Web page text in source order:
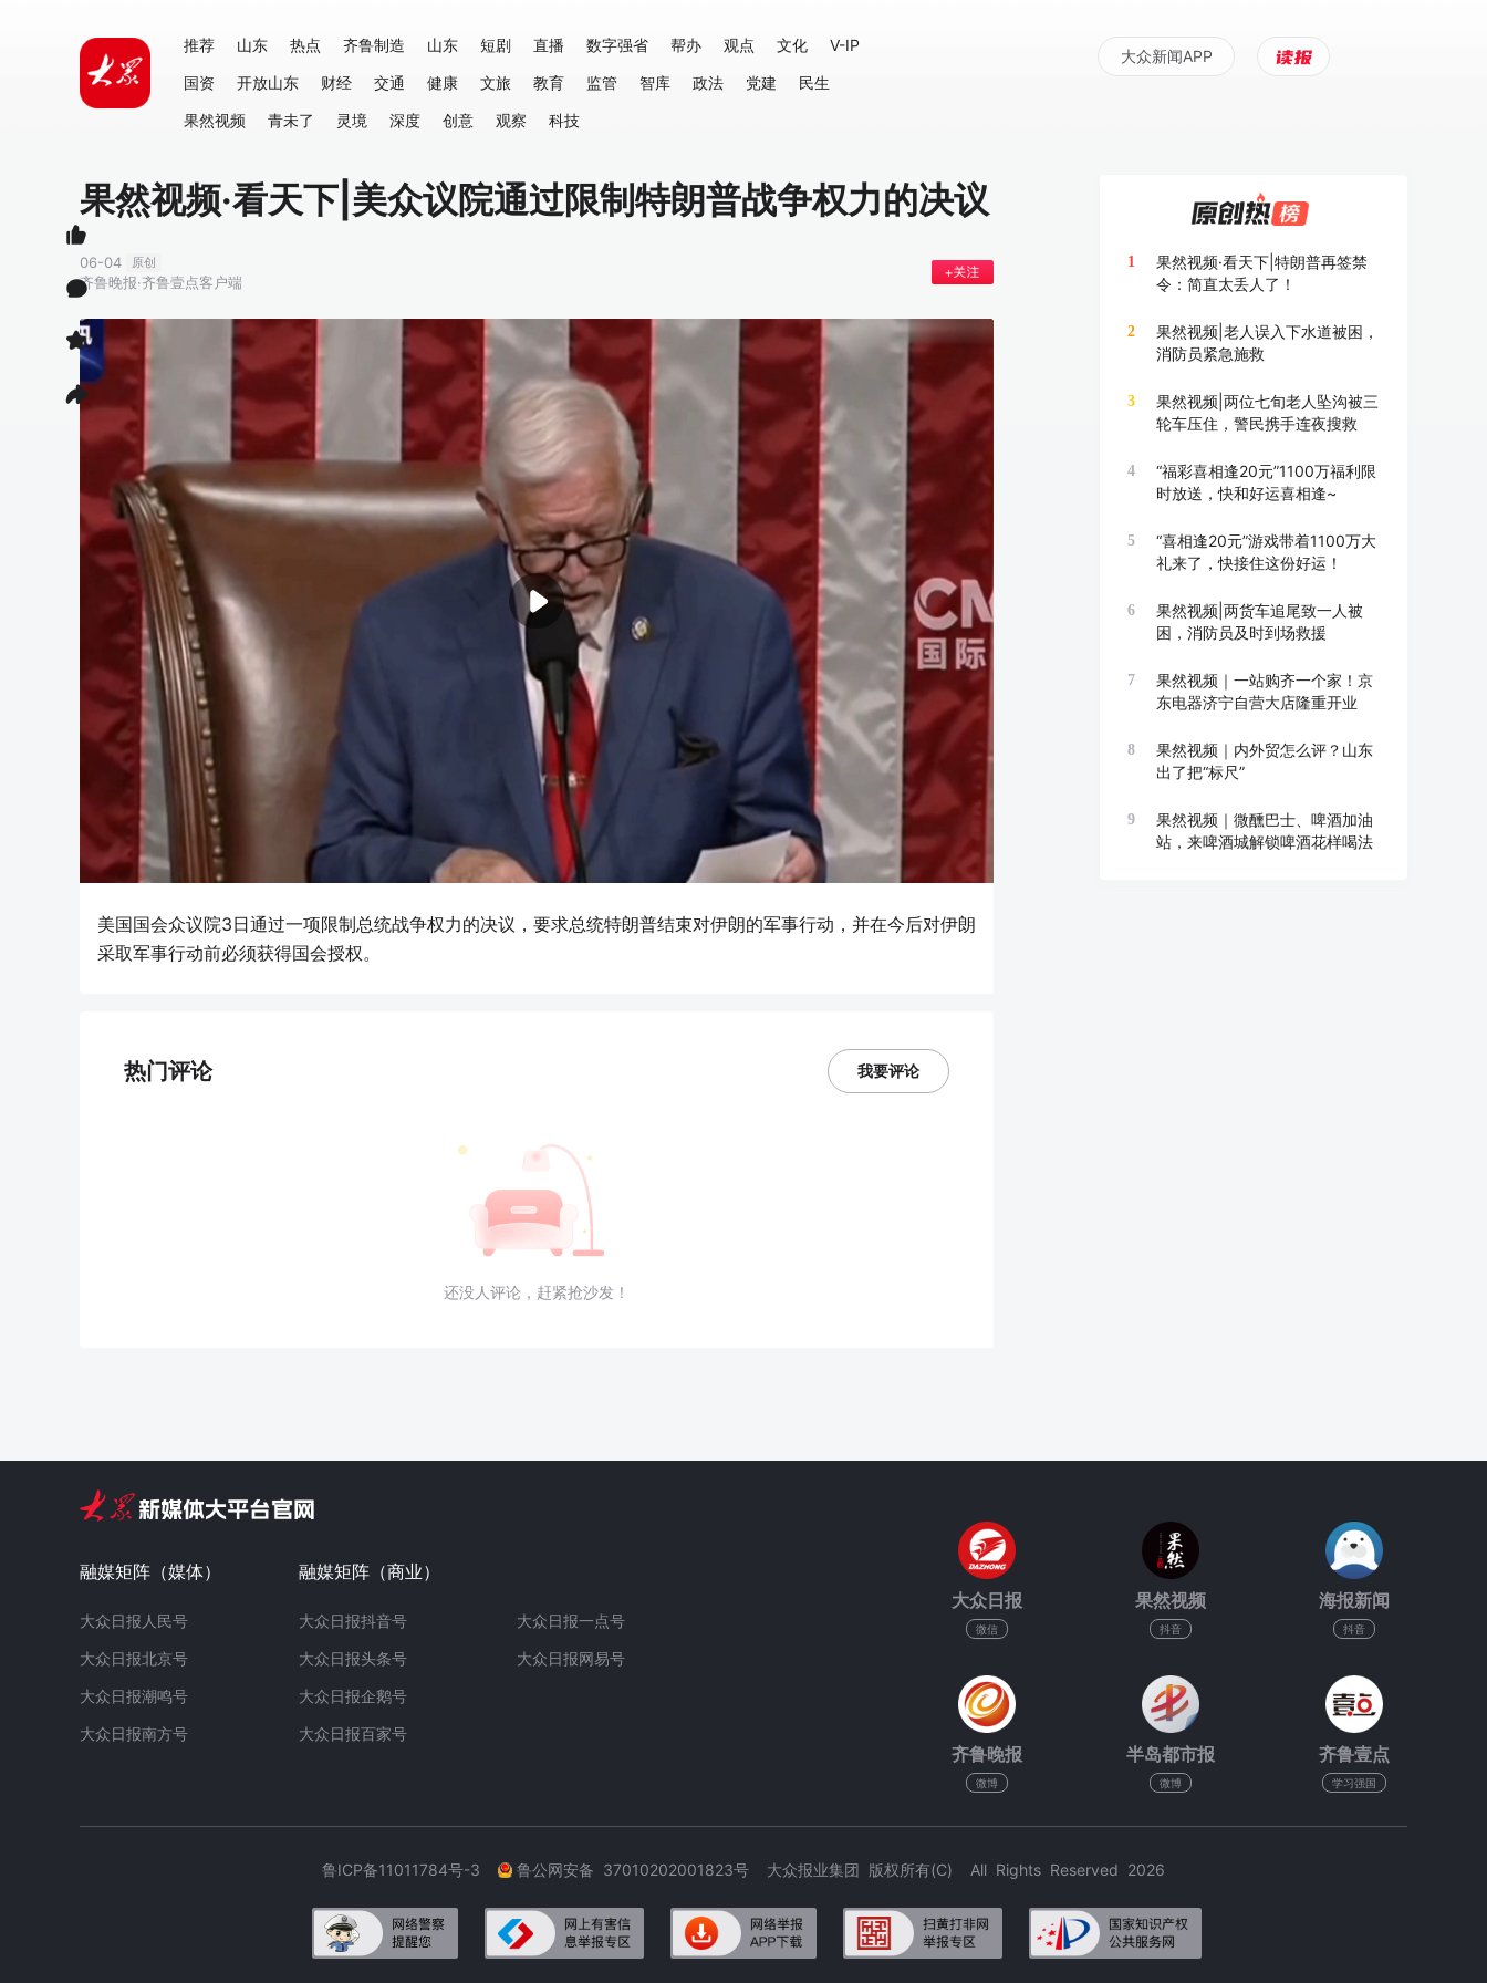
推荐 山东 热点 齐鲁制造 山东 短剧 直播 数字强省 帮办 观点 文化
V-IP
国资
开放山东 财经 交通 健康 文旅 教育 监管 智库 政法 党建
民生
果然视频
青未了 灵境 深度 创意 观察 科技
大众新闻APP
果然视频·看天下|美众议院通过限制特朗普战争权力的决议
06-04 原创
齐鲁晚报·齐鲁壹点客户端
美国国会众议院3日通过一项限制总统战争权力的决议，要求总统特朗普结束对伊朗的军事行动，并在今后对伊朗
采取军事行动前必须获得国会授权。
热门评论 我要评论
还没人评论，赶紧抢沙发！
1
果然视频·看天下|特朗普再签禁
令：简直太丢人了！
2
果然视频|老人误入下水道被困，
消防员紧急施救
3
果然视频|两位七旬老人坠沟被三
轮车压住，警民携手连夜搜救
4
“福彩喜相逢20元”1100万福利限
时放送，快和好运喜相逢~
5
“喜相逢20元”游戏带着1100万大
礼来了，快接住这份好运！
6
果然视频|两货车追尾致一人被
困，消防员及时到场救援
7
果然视频｜一站购齐一个家！京
东电器济宁自营大店隆重开业
8
果然视频｜内外贸怎么评？山东
出了把“标尺”
9
果然视频｜微醺巴士、啤酒加油
站，来啤酒城解锁啤酒花样喝法
融媒矩阵（媒体）
大众日报人民号
大众日报北京号
大众日报潮鸣号
大众日报南方号
融媒矩阵（商业）
大众日报抖音号
大众日报头条号
大众日报企鹅号
大众日报百家号
大众日报一点号
大众日报网易号
大众日报
微信
果然视频
抖音
海报新闻
抖音
齐鲁晚报
微博
半岛都市报
微博
齐鲁壹点
学习强国
鲁ICP备11011784号-3 鲁公网安备 37010202001823号 大众报业集团 版权所有(C) All Rights Reserved 2026